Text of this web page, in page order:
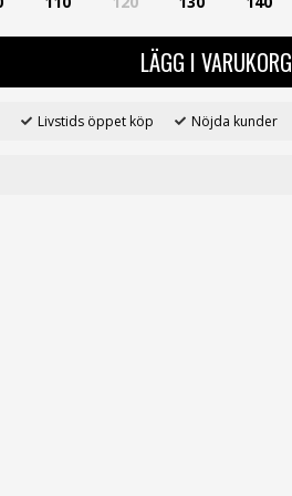
LÄGG I VARUKORG
Livstids öppet köp Nöjda kunder